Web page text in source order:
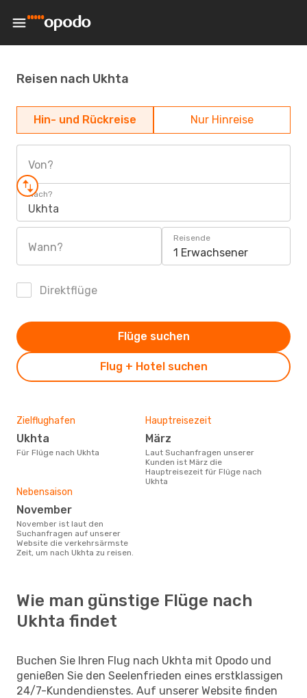
Reisen nach Ukhta
Hin- und Rückreise Nur Hinreise
Von?
Nach?
Ukhta
Wann?
Reisende
1 Erwachsener
Direktflüge
Flug + Hotel suchen
Flüge suchen
Zielflughafen
Ukhta
Für Flüge nach Ukhta
Hauptreisezeit
März
Laut Suchanfragen unserer
Kunden ist März die
Hauptreisezeit für Flüge nach
Ukhta
Nebensaison
November
November ist laut den
Suchanfragen auf unserer
Website die verkehrsärmste
Zeit, um nach Ukhta zu reisen.
Wie man günstige Flüge nach
Ukhta findet
Buchen Sie Ihren Flug nach Ukhta mit Opodo und
genießen Sie den Seelenfrieden eines erstklassigen
24/7-Kundendienstes. Auf unserer Website finden